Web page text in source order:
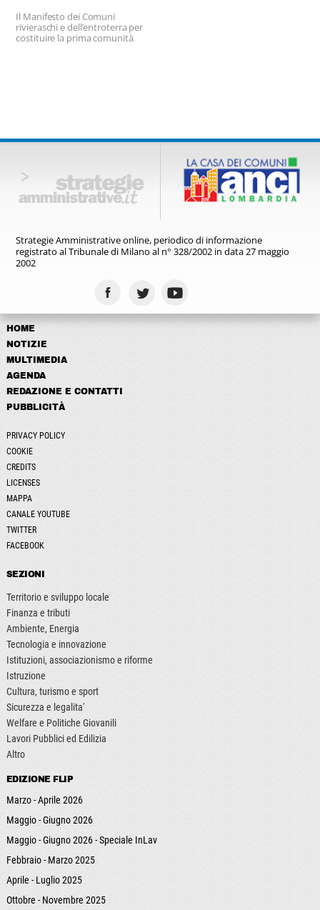
Il Manifesto dei Comuni
rivieraschi e dell’entroterra per
costituire la prima comunità
Strategie Amministrative online, periodico di informazione
registratoal Tribunale di Milano al n° 328/2002 in data 27 maggio
2002
HOME
NOTIZIE
MULTIMEDIA
AGENDA
REDAZIONE E CONTATTI
PUBBLICITÀ
PRIVACY POLICY
COOKIE
CREDITS
LICENSES
MAPPA
CANALE YOUTUBE
TWITTER
FACEBOOK
SEZIONI
Territorio e sviluppo locale
Finanza e tributi
Ambiente, Energia
Tecnologia e innovazione
Istituzioni, associazionismo e riforme
Istruzione
Cultura, turismo e sport
Sicurezza e legalita'
Welfare e Politiche Giovanili
Lavori Pubblici ed Edilizia
Altro
EDIZIONE FLIP
Marzo - Aprile 2026
Maggio - Giugno 2026
Maggio - Giugno 2026 - Speciale InLav
Febbraio - Marzo 2025
Aprile - Luglio 2025
Ottobre - Novembre 2025